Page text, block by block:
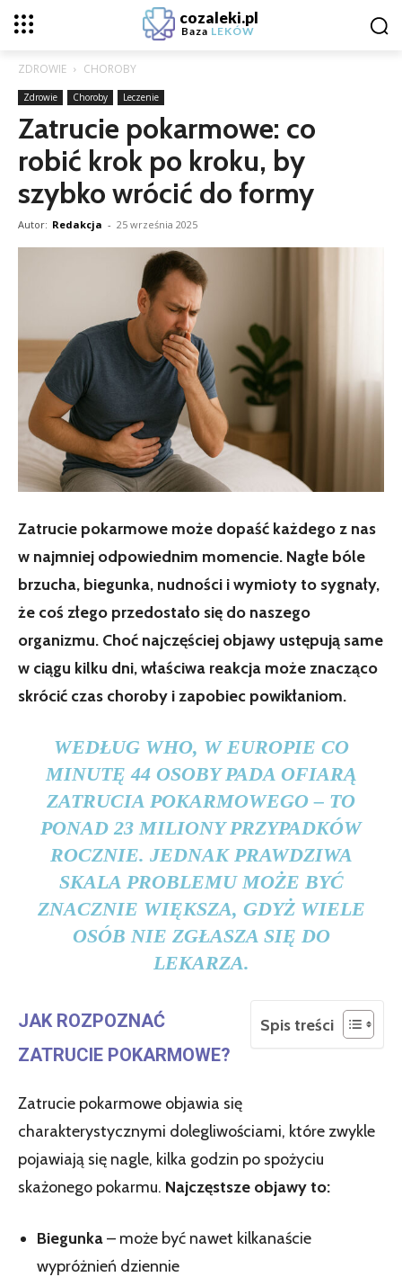
cozaleki.pl
Baza LEKÓW
ZDROWIE CHOROBY
Zdrowie Choroby Leczenie
Zatrucie pokarmowe: co
robić krok po kroku, by
szybko wrócić do formy
Autor: Redakcja - 25 września 2025
Zatrucie pokarmowe może dopaść każdego z nas
w najmniej odpowiednim momencie. Nagłe bóle
brzucha, biegunka, nudności i wymioty to sygnały,
że coś złego przedostało się do naszego
organizmu. Choć najczęściej objawy ustępują same
w ciągu kilku dni, właściwa reakcja może znacząco
skrócić czas choroby i zapobiec powikłaniom.
WEDŁUG WHO, W EUROPIE CO
MINUTĘ 44 OSOBY PADA OFIARĄ
ZATRUCIA POKARMOWEGO – TO
PONAD 23 MILIONY PRZYPADKÓW
ROCZNIE. JEDNAK PRAWDZIWA
SKALA PROBLEMU MOŻE BYĆ
ZNACZNIE WIĘKSZA, GDYŻ WIELE
OSÓB NIE ZGŁASZA SIĘ DO
LEKARZA.
Spis treści
JAK ROZPOZNAĆ
ZATRUCIE POKARMOWE?
Zatrucie pokarmowe objawia się
charakterystycznymi dolegliwościami, które zwykle
pojawiają się nagle, kilka godzin po spożyciu
skażonego pokarmu. Najczęstsze objawy to:
Biegunka– może być nawet kilkanaście
wypróżnień dziennie